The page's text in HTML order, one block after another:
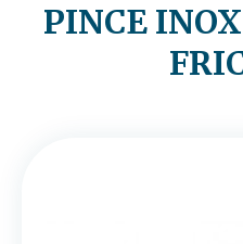
PINCE INOX FR-PAB-12